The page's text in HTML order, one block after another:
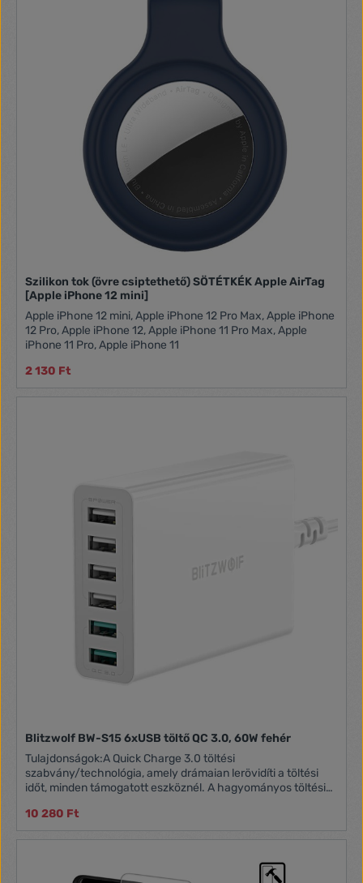
Szilikon tok (övre csiptethető) SÖTÉTKÉK Apple AirTag
[Apple iPhone 12 mini]
Apple iPhone 12 mini, Apple iPhone 12 Pro Max, Apple iPhone
12 Pro, Apple iPhone 12, Apple iPhone 11 Pro Max, Apple
iPhone 11 Pro, Apple iPhone 11
2 130 Ft
Blitzwolf BW-S15 6xUSB töltő QC 3.0, 60W fehér
Tulajdonságok:A Quick Charge 3.0 töltési
szabvány/technológia, amely drámaian lerövidíti a töltési
időt, minden támogatott eszköznél. A hagyományos töltési
Charge 2.0-nál 27% -kal gyorsabb töltést tesz lehetővé.
Amennyiben a töltendő eszköz nem támogatja a Quick
úgy hagyományos sebességgel tölti az eszközt.
Csatlakozáskor a töltendő eszköz és a BlitzWolf eszköze
10 280 Ft